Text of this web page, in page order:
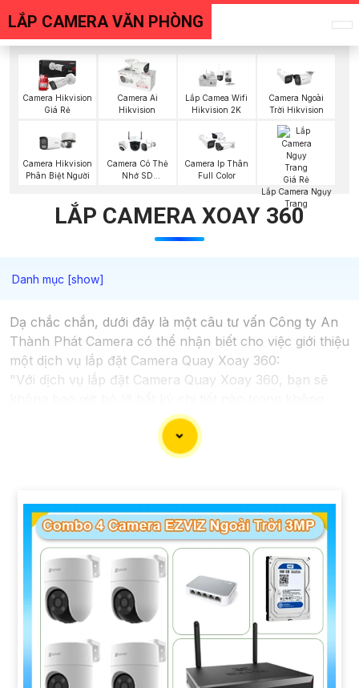
LẮP CAMERA VĂN PHÒNG
Camera Hikvision
Giá Rẻ
Camera Ai
Hikvision
Lắp Camea Wifi
Hikvision 2K
Camera Ngoài
Trời Hikvision
Camera Hikvision
Phân Biệt Người
Camera Có Thẻ
Nhớ SD
Camera Ip Thân
Full Color
Lắp Camera Ngụy
Trang
LẮP CAMERA XOAY 360
Dạ chắc chắn, dưới đây là một câu tư vấn Công ty An
Thành Phát Camera có thể nhận biết cho việc giới thiệu
một dịch vụ lắp đặt Camera Quay Xoay 360:
"Với dịch vụ lắp đặt Camera Quay Xoay 360, bạn sẽ
gian giám sát. Hệ thống camera hiện đại này cho phép
quay xoay 360 độ, giúp ghi lại mọi góc cạnh và hành
động trong ngôi nhà, văn phòng hay cửa hàng của bạn
liên hệ với chúng tôi ngay hôm nay để biết thêm thông
tin chi tiết và được tư vấn miễn phí."
Hy vọng câu này sẽ giúp bạn trong việc giới thiệu dịch
vụ lắp đặt Camera Quay Xoay 360. Nếu bạn cần thêm
sự hỗ trợ hoặc tư vấn khác, đừng ngần ngại để lại câu
hỏi!